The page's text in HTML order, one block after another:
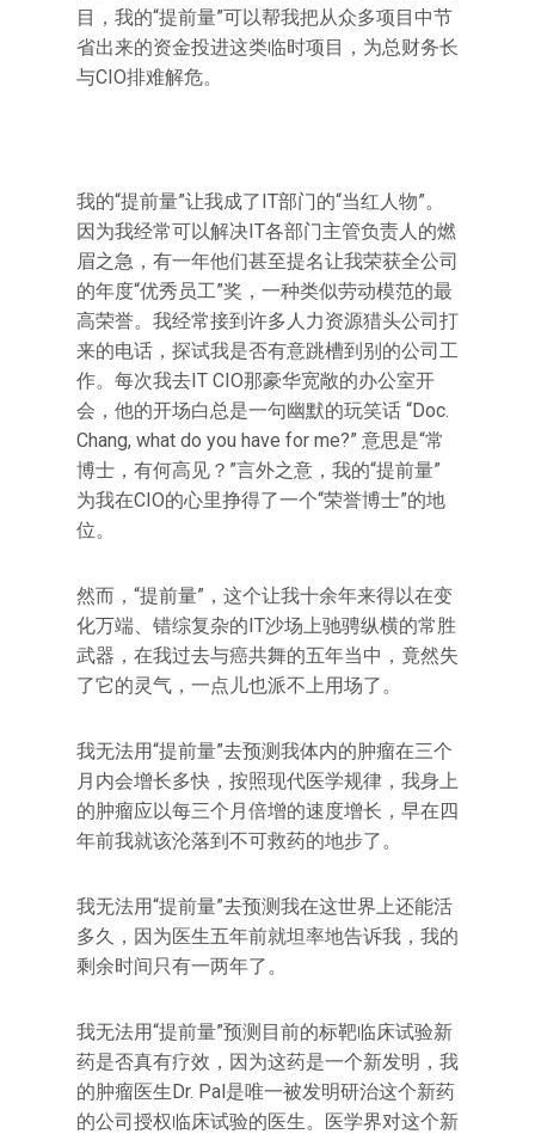
目，我的“提前量”可以帮我把从众多项目中节
省出来的资金投进这类临时项目，为总财务长
与CIO排难解危。
我的“提前量”让我成了IT部门的“当红人物”。
因为我经常可以解决IT各部门主管负责人的燃
眉之急，有一年他们甚至提名让我荣获全公司
的年度“优秀员工”奖，一种类似劳动模范的最
高荣誉。我经常接到许多人力资源猎头公司打
来的电话，探试我是否有意跳槽到别的公司工
作。每次我去IT CIO那豪华宽敞的办公室开
会，他的开场白总是一句幽默的玩笑话 “Doc.
Chang, what do you have for me?” 意思是“常
博士，有何高见？”言外之意，我的“提前量”
为我在CIO的心里挣得了一个“荣誉博士”的地
位。
然而，“提前量”，这个让我十余年来得以在变
化万端、错综复杂的IT沙场上驰骋纵横的常胜
武器，在我过去与癌共舞的五年当中，竟然失
了它的灵气，一点儿也派不上用场了。
我无法用“提前量”去预测我体内的肿瘤在三个
月内会增长多快，按照现代医学规律，我身上
的肿瘤应以每三个月倍增的速度增长，早在四
年前我就该沦落到不可救药的地步了。
我无法用“提前量”去预测我在这世界上还能活
多久，因为医生五年前就坦率地告诉我，我的
剩余时间只有一两年了。
我无法用“提前量”预测目前的标靶临床试验新
药是否真有疗效，因为这药是一个新发明，我
的肿瘤医生Dr. Pal是唯一被发明研治这个新药
的公司授权临床试验的医生。医学界对这个新